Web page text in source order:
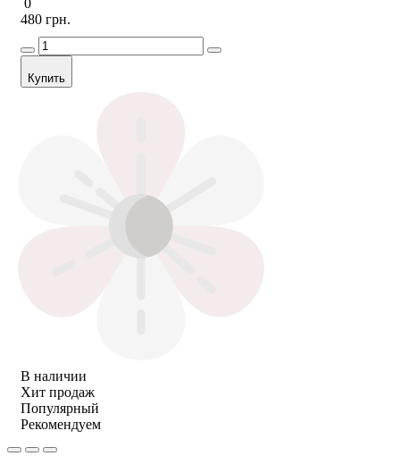
480 грн.
Купить
В наличии
Хит продаж
Популярный
Рекомендуем